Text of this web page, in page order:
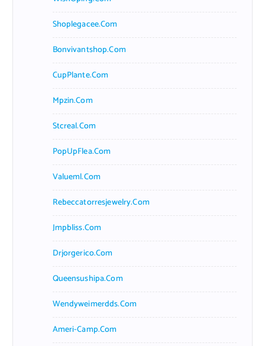
Shoplegacee.com
Bonvivantshop.com
CupPlante.com
Mpzin.com
Stcreal.com
PopUpFlea.com
Valueml.com
Rebeccatorresjewelry.com
Jmpbliss.com
Drjorgerico.com
Queensushipa.com
Wendyweimerdds.com
Ameri-Camp.com